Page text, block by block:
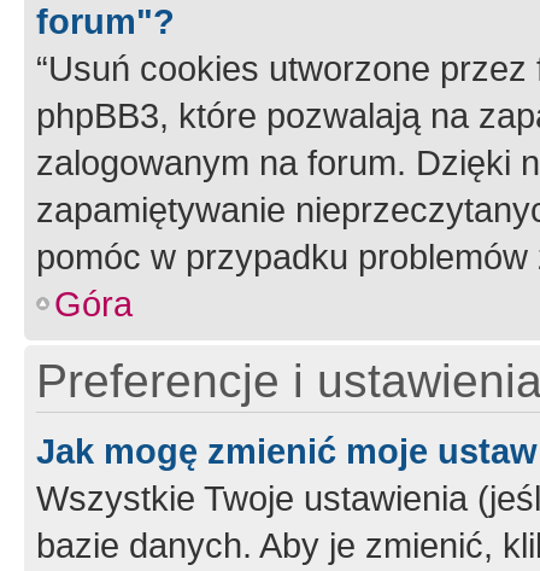
forum"?
“Usuń cookies utworzone
phpBB3, które pozwalają na
zalogowanym na forum. Dzięki
zapamiętywanie
pomóc w przypadku
Góra
Preferencje i
Jak mogę zmienić moje
Wszystkie Twoje ustawienia
bazie danych. Aby je zmienić,